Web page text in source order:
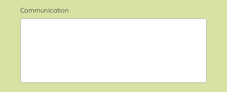
Communication